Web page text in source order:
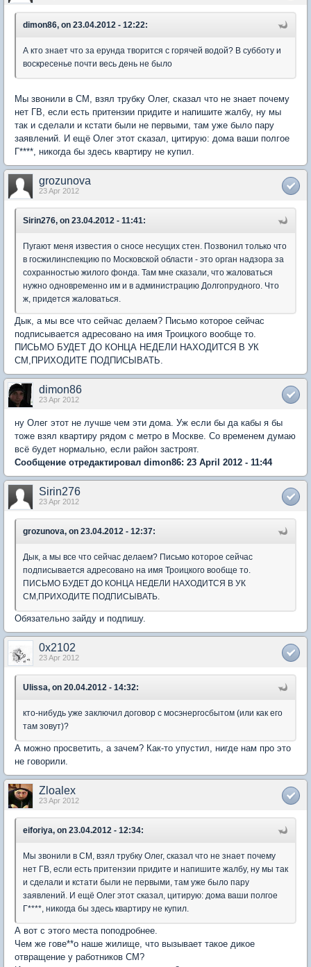
dimon86, on 23.04.2012 - 12:22:
А кто знает что за ерунда творится с горячей водой? В субботу и
воскресенье почти весь день не было
Мы звонили в СМ, взял трубку Олег, сказал что не знает почему
нет ГВ, если есть притензии придите и напишите жалбу, ну мы
так и сделали и кстати были не первыми, там уже было пару
заявлений. И ещё Олег этот сказал, цитирую: дома ваши полгое
Г****, никогда бы здесь квартиру не купил.
grozunova
23 Apr 2012
Sirin276, on 23.04.2012 - 11:41:
Пугают меня известия о сносе несущих стен. Позвонил только что
в госжилинспекцию по Московской области - это орган надзора за
сохранностью жилого фонда. Там мне сказали, что жаловаться
нужно одновременно им и в администрацию Долгопрудного. Что
ж, придется жаловаться.
Дык, а мы все что сейчас делаем? Письмо которое сейчас
подписывается адресовано на имя Троицкого вообще то.
ПИСЬМО БУДЕТ ДО КОНЦА НЕДЕЛИ НАХОДИТСЯ В УК
СМ,ПРИХОДИТЕ ПОДПИСЫВАТЬ.
dimon86
23 Apr 2012
ну Олег этот не лучше чем эти дома. Уж если бы да кабы я бы
тоже взял квартиру рядом с метро в Москве. Со временем думаю
всё будет нормально, если район застроят.
Сообщение отредактировал dimon86: 23 April 2012 - 11:44
Sirin276
23 Apr 2012
grozunova, on 23.04.2012 - 12:37:
Дык, а мы все что сейчас делаем? Письмо которое сейчас
подписывается адресовано на имя Троицкого вообще то.
ПИСЬМО БУДЕТ ДО КОНЦА НЕДЕЛИ НАХОДИТСЯ В УК
СМ,ПРИХОДИТЕ ПОДПИСЫВАТЬ.
Обязательно зайду и подпишу.
0x2102
23 Apr 2012
Ulissa, on 20.04.2012 - 14:32:
кто-нибудь уже заключил договор с мосэнергосбытом (или как его
там зовут)?
А можно просветить, а зачем? Как-то упустил, нигде нам про это
не говорили.
Zloalex
23 Apr 2012
eiforiya, on 23.04.2012 - 12:34:
Мы звонили в СМ, взял трубку Олег, сказал что не знает почему
нет ГВ, если есть притензии придите и напишите жалбу, ну мы так
и сделали и кстати были не первыми, там уже было пару
заявлений. И ещё Олег этот сказал, цитирую: дома ваши полгое
Г****, никогда бы здесь квартиру не купил.
А вот с этого места поподробнее.
Чем же гове**о наше жилище, что вызывает такое дикое
отвращение у работников СМ?